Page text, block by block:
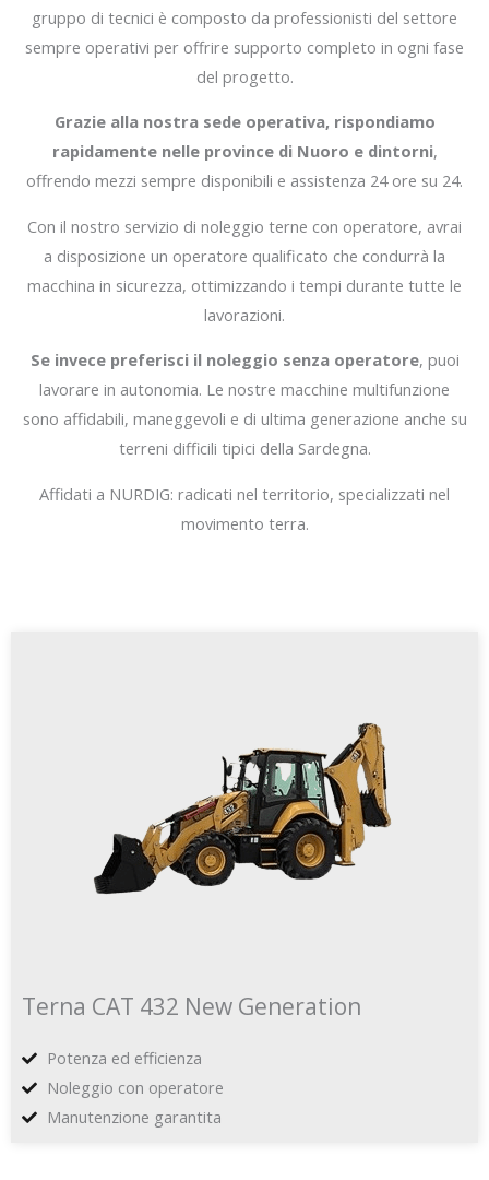
gruppo di tecnici è composto da professionisti del settore
sempre operativi per offrire supporto completo in ogni fase
del progetto.
Grazie alla nostra sede operativa, rispondiamo
rapidamente nelle province di Nuoro e dintorni,
offrendo mezzi sempre disponibili e assistenza 24 ore su 24.
Con il nostro servizio di noleggio terne con operatore, avrai
a disposizione un operatore qualificato che condurrà la
macchina in sicurezza, ottimizzando i tempi durante tutte le
lavorazioni.
Se invece preferisci il noleggio senza operatore, puoi
lavorare in autonomia. Le nostre macchine multifunzione
sono affidabili, maneggevoli e di ultima generazione anche su
terreni difficili tipici della Sardegna.
Affidati a NURDIG: radicati nel territorio, specializzati nel
movimento terra.
Terna CAT 432 New Generation
Potenza ed efficienza
Noleggio con operatore
Manutenzione garantita